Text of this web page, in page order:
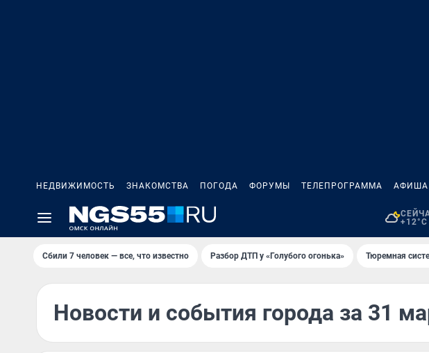
НЕДВИЖИМОСТЬ ЗНАКОМСТВА ПОГОДА ФОРУМЫ ТЕЛЕПРОГРАММА АФИША
+12°C
Сбили 7 человек — все, что известно Разбор ДТП у «Голубого огонька» Тюремная
Новости и события города за 31